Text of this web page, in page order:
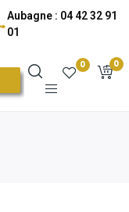
Aubagne : 04 42 32 91
01
0 0